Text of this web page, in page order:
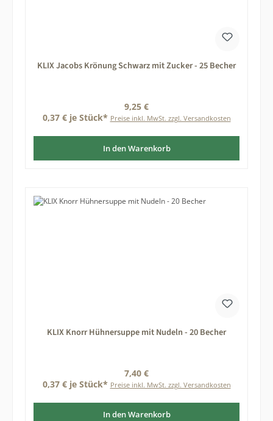
KLIX Jacobs Krönung Schwarz mit Zucker - 25 Becher
Regulärer Preis:
9,25 €
0,37 € je Stück* Preise inkl. MwSt. zzgl. Versandkosten
In den Warenkorb
KLIX Knorr Hühnersuppe mit Nudeln - 20 Becher
Regulärer Preis:
7,40 €
0,37 € je Stück* Preise inkl. MwSt. zzgl. Versandkosten
In den Warenkorb